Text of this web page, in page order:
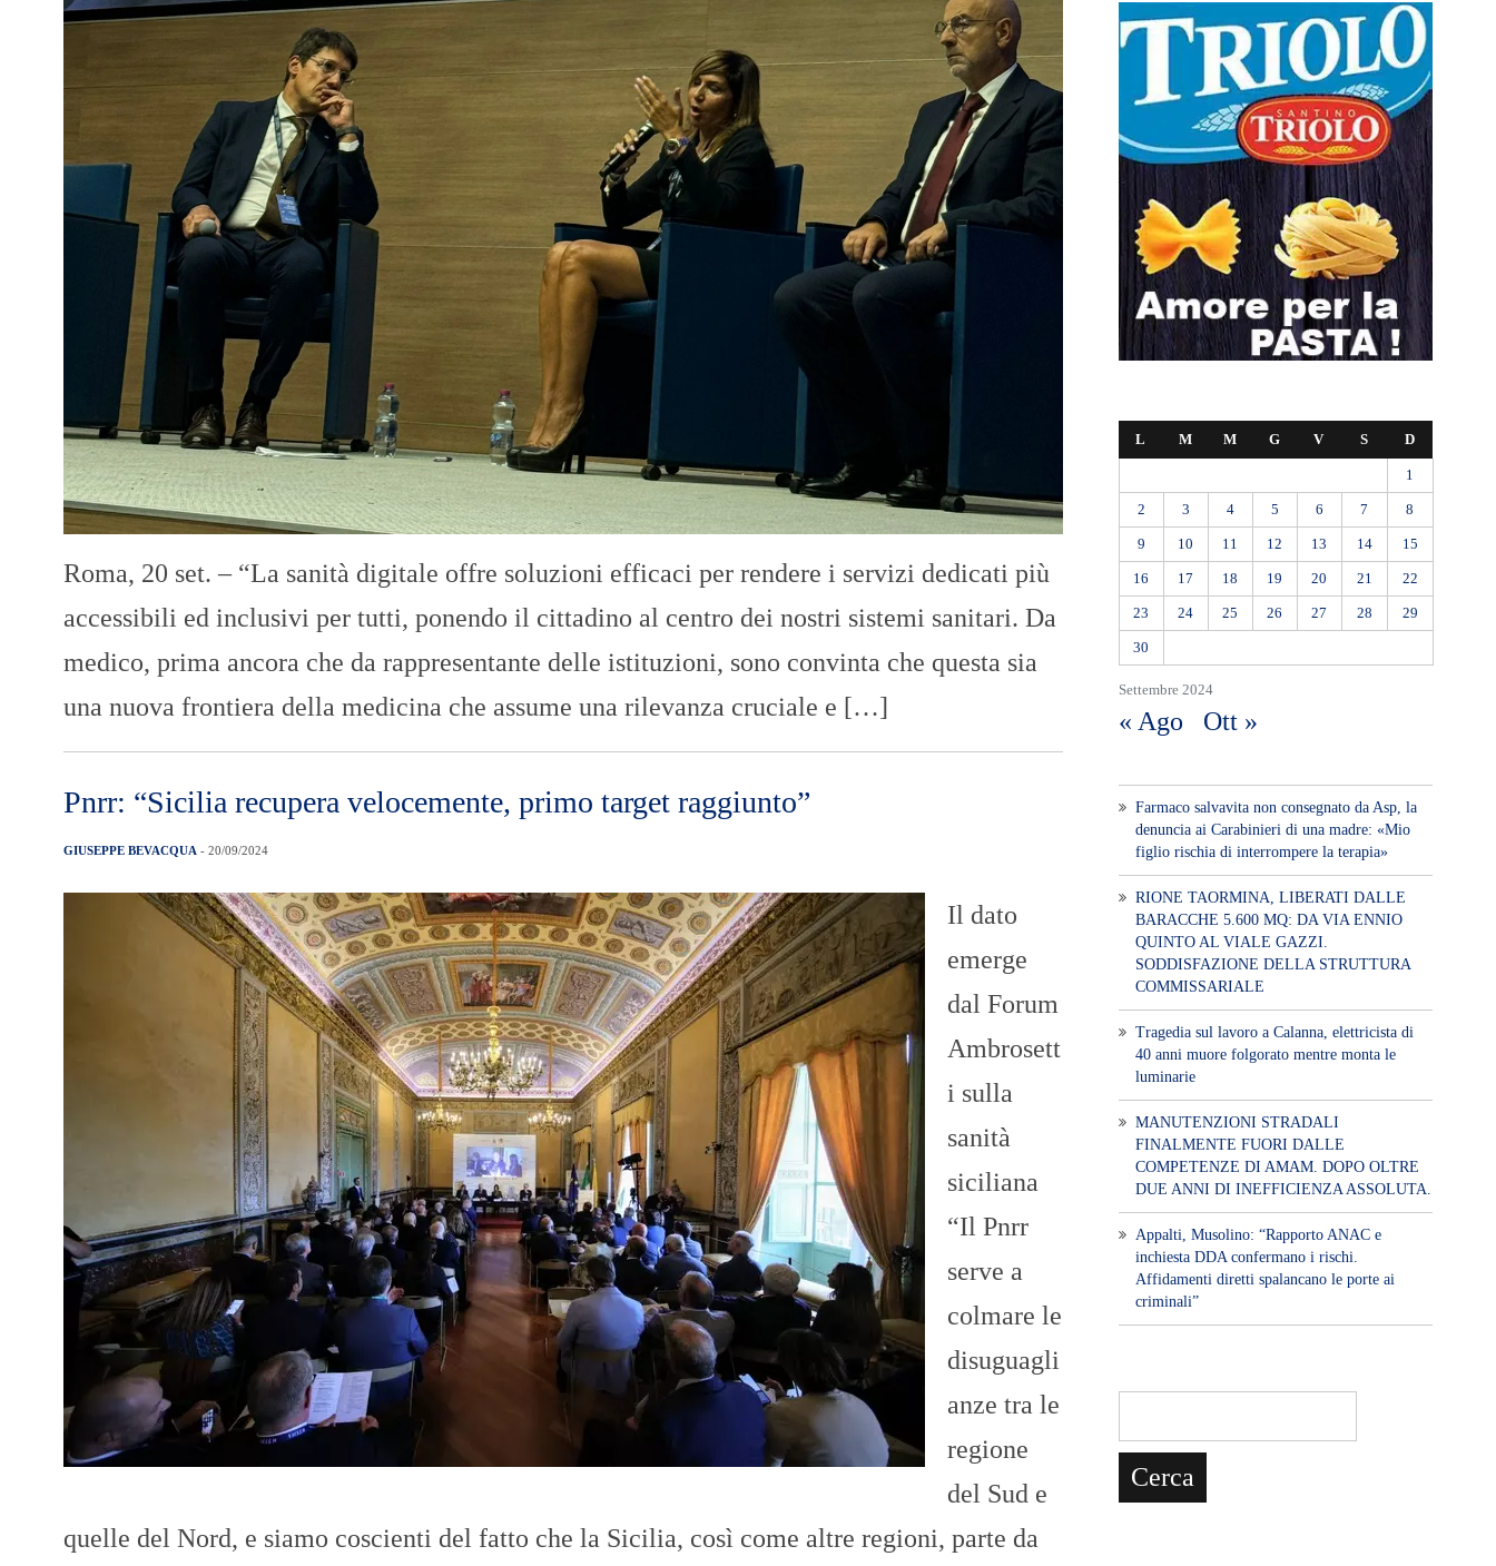
Roma, 20 set. – “La sanità digitale offre soluzioni efficaci per rendere i servizi dedicati più
accessibili ed inclusivi per tutti, ponendo il cittadino al centro dei nostri sistemi sanitari. Da
medico, prima ancora che da rappresentante delle istituzioni, sono convinta che questa sia
una nuova frontiera della medicina che assume una rilevanza cruciale e […]
Pnrr: “Sicilia recupera velocemente, primo target raggiunto”
GIUSEPPE BEVACQUA - 20/09/2024
Il dato
emerge
dal Forum
Ambrosett
i sulla
sanità
siciliana
“Il Pnrr
serve a
colmare le
disuguagli
anze tra le
regione
del Sud e
quelle del Nord, e siamo coscienti del fatto che la Sicilia, così come altre regioni, parte da
Settembre 2024
L M M G V S D
1
2 3 4 5 6 7 8
9 10 11 12 13 14 15
16 17 18 19 20 21 22
23 24 25 26 27 28 29
30
« Ago Ott »
Farmaco salvavita non consegnato da Asp, la
denuncia ai Carabinieri di una madre: «Mio
figlio rischia di interrompere la terapia»
RIONE TAORMINA, LIBERATI DALLE
BARACCHE 5.600 MQ: DA VIA ENNIO
QUINTO AL VIALE GAZZI.
SODDISFAZIONE DELLA STRUTTURA
COMMISSARIALE
Tragedia sul lavoro a Calanna, elettricista di
40 anni muore folgorato mentre monta le
luminarie
MANUTENZIONI STRADALI
FINALMENTE FUORI DALLE
COMPETENZE DI AMAM. DOPO OLTRE
DUE ANNI DI INEFFICIENZA ASSOLUTA.
​Appalti, Musolino: “Rapporto ANAC e
inchiesta DDA confermano i rischi.
Affidamenti diretti spalancano le porte ai
criminali”